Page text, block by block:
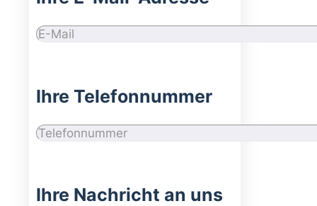
Ihre Telefonnummer
Ihre Nachricht an uns